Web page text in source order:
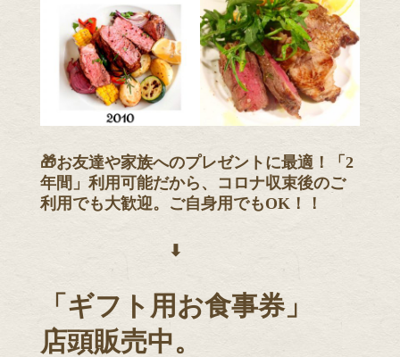
🎁お友達や家族へのプレゼントに最適！「2
年間」利用可能だから、コロナ収束後のご
利用でも大歓迎。ご自身用でもOK！！
⬇︎
「ギフト用お食事券」
店頭販売中。